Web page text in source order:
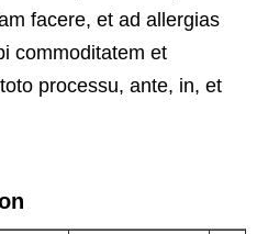
facere, et ad allergias
commoditatem et
processu, ante, in, et